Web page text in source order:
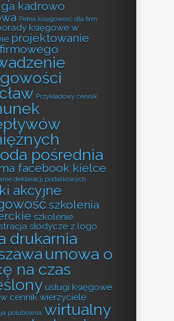
kadrowo
Pełna księgowość dla firm
księgowe w
projektowanie
Przykładowy cennik
pośrednia
facebook kielce
deklaracji podatkowych
akcyjne
szkolenia
szkolenie
słodycze z logo
drukarnia
umowa o
na czas
usługi księgowe
cennik wierzyciele
polubowna wirtualny